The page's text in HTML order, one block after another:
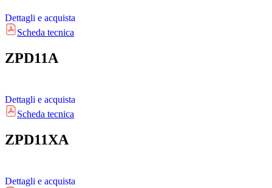
Dettagli e acquista
Scheda tecnica
ZPD11A
Dettagli e acquista
Scheda tecnica
ZPD11XA
Dettagli e acquista